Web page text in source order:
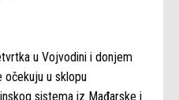
u Vojvodini i donjem
očekuju u sklopu
sistema iz Mađarske i